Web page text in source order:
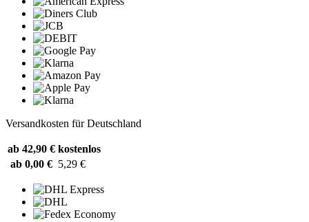
Versandkosten für Deutschland
ab 42,90 € kostenlos
ab 0,00 € 5,29 €